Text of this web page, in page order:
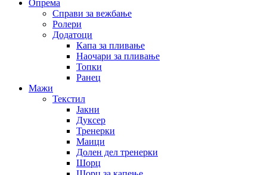
Опрема
Справи за вежбање
Ролери
Додатоци
Капа за пливање
Наочари за пливање
Топки
Ранец
Мажи
Текстил
Јакни
Дуксер
Тренерки
Маици
Долен дел тренерки
Шорц